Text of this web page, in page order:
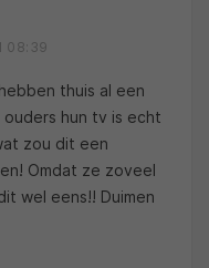
08:39
thuis al een
ouders hun tv is echt
zou dit een
Omdat ze zoveel
wel eens!! Duimen